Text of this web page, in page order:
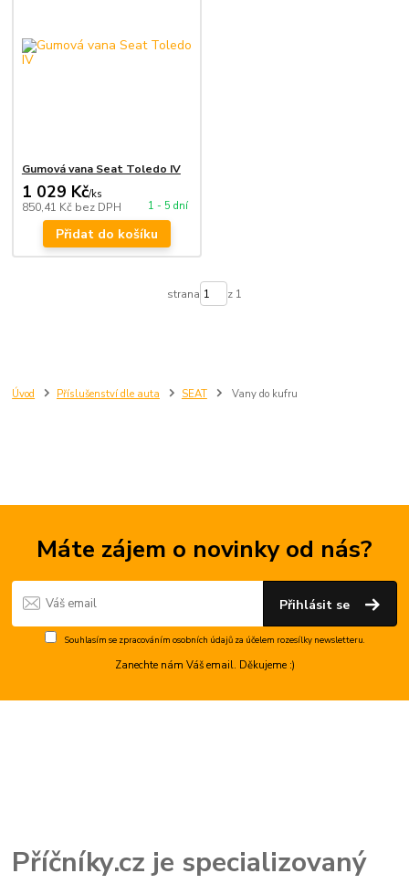
Úvod Příslušenství dle auta SEAT Vany do kufru
Gumová vana Seat Toledo IV
1 029 Kč/ks
850,41 Kč bez DPH 1 - 5 dní
Přidat do košíku
strana z 1
Máte zájem o novinky od nás?
Přihlásit se
Souhlasím se zpracováním osobních údajůza účelem rozesílky newsletteru.
Zanechte nám Váš email. Děkujeme :)
Příčníky.cz je specializovaný